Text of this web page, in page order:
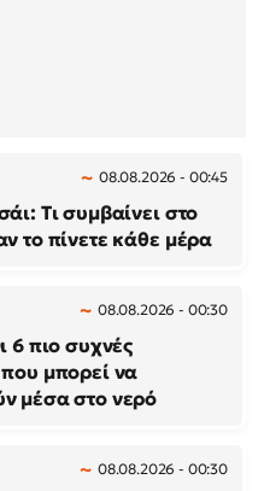
08.08.2026 - 00:45
Τι συμβαίνει στο
το πίνετε κάθε μέρα
08.08.2026 - 00:30
6 πιο συχνές
που μπορεί να
μέσα στο νερό
08.08.2026 - 00:30